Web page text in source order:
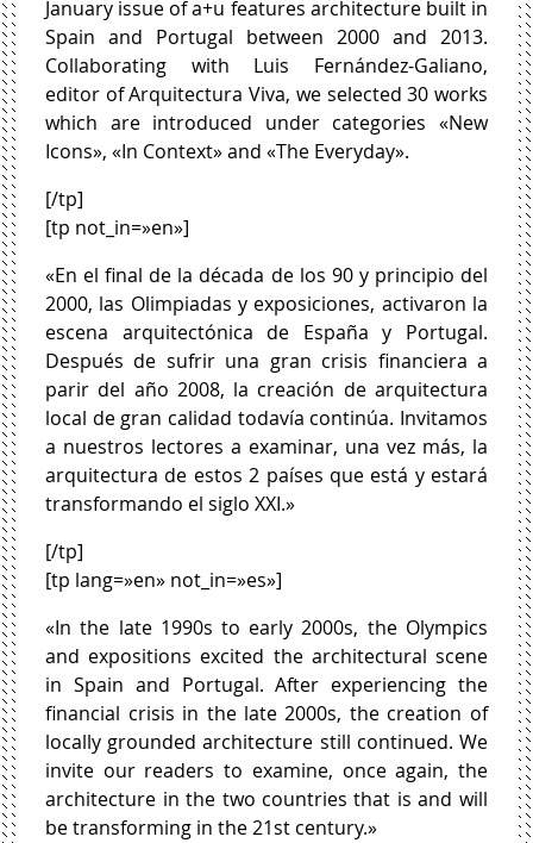
January issue of a+u features architecture built in
Spain and Portugal between 2000 and 2013.
Collaborating with Luis Fernández-Galiano,
editor of Arquitectura Viva, we selected 30 works
which are introduced under categories «New
Icons», «In Context» and «The Everyday».
[/tp]
[tp not_in=»en»]
«En el final de la década de los 90 y principio del
2000, las Olimpiadas y exposiciones, activaron la
escena arquitectónica de España y Portugal.
Después de sufrir una gran crisis financiera a
parir del año 2008, la creación de arquitectura
local de gran calidad todavía continúa. Invitamos
a nuestros lectores a examinar, una vez más, la
arquitectura de estos 2 países que está y estará
transformando el siglo XXI.»
[/tp]
[tp lang=»en» not_in=»es»]
«In the late 1990s to early 2000s, the Olympics
and expositions excited the architectural scene
in Spain and Portugal. After experiencing the
financial crisis in the late 2000s, the creation of
locally grounded architecture still continued. We
invite our readers to examine, once again, the
architecture in the two countries that is and will
be transforming in the 21st century.»